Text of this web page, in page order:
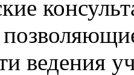
ведения